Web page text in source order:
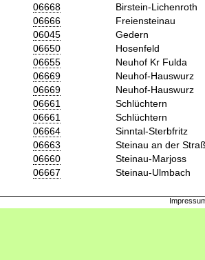
06668
Birstein-Lichenroth
06666
Freiensteinau
06045
Gedern
06650
Hosenfeld
06655
Neuhof Kr Fulda
06669
Neuhof-Hauswurz
06669
Neuhof-Hauswurz
06661
Schlüchtern
06661
Schlüchtern
06664
Sinntal-Sterbfritz
06663
Steinau an der
06660
Steinau-Marjoss
06667
Steinau-Ulmbach